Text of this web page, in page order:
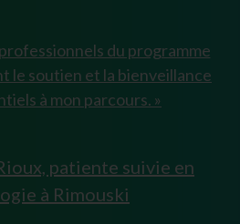
du programme
le soutien et la bienveillance
à mon parcours. »
patiente suivie en
à Rimouski